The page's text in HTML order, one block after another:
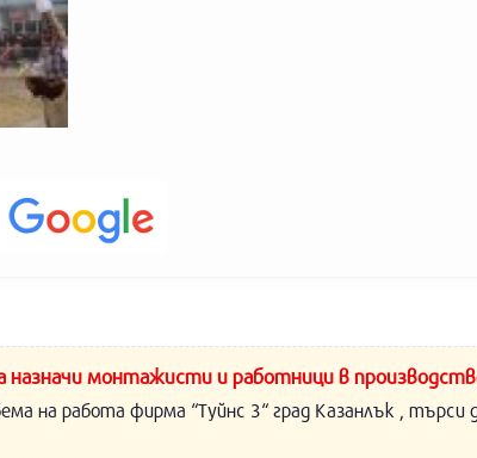
назначи монтажисти и работници в
на работа фирма “Туйнс 3“ град Казанлък ,